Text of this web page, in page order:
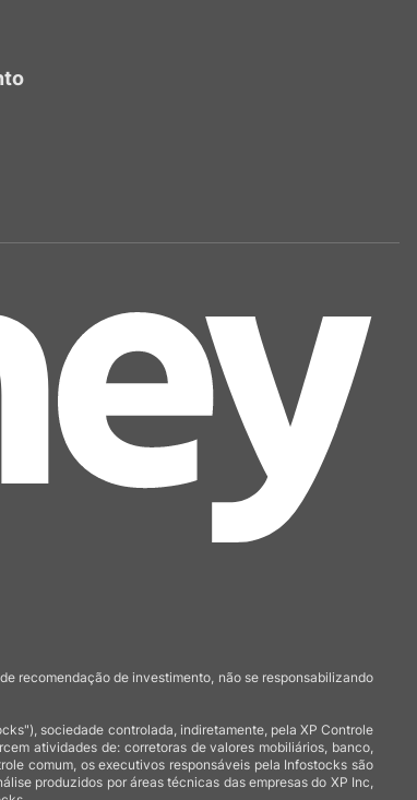
recomendação de investimento, não se responsabilizando
sociedade controlada, indiretamente, pela XP Controle
atividades de: corretoras de valores mobiliários, banco,
comum, os executivos responsáveis pela Infostocks são
produzidos por áreas técnicas das empresas do XP Inc,